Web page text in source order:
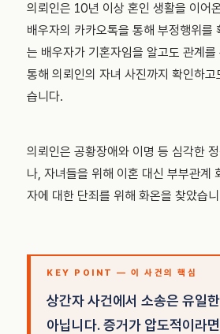
의뢰인은 10년 이상 혼인 생활을 이어
배우자의 카카오톡을 통해 부정행위를
는 배우자가 기혼자임을 알고도 관계
통해 의뢰인의 자녀 사진까지 확인하
습니다.
의뢰인은 공황장애와 이명 등 심각한
나, 자녀들을 위해 이혼 대신 부부관계
자에 대한 단죄를 위해 화온을 찾았습
KEY POINT — 이 사건의 핵심
상간자 사건에서 소송은 유일
아닙니다. 증거가 압도적이라